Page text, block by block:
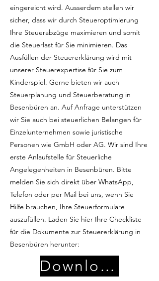
eingereicht wird. Ausserdem stellen wir
sicher, dass wir durch Steueroptimierung
Ihre Steuerabzüge maximieren und somit
die Steuerlast für Sie minimieren. Das
Ausfüllen der Steuererklärung wird mit
unserer Steuerexpertise für Sie zum
Kinderspiel. Gerne bieten wir auch
Steuerplanung und Steuerberatung in
Besenbüren an. Auf Anfrage unterstützen
wir Sie auch bei steuerlichen Belangen für
Einzelunternehmen sowie juristische
Personen wie GmbH oder AG. Wir sind Ihre
erste Anlaufstelle für Steuerliche
Angelegenheiten in Besenbüren. Bitte
melden Sie sich direkt über WhatsApp,
Telefon oder per Mail bei uns, wenn Sie
Hilfe brauchen, Ihre Steuerformulare
auszufüllen. Laden Sie hier Ihre Checkliste
für die Dokumente zur Steuererklärung in
Besenbüren herunter:
Download